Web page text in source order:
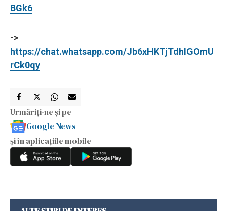
BGk6
->
https://chat.whatsapp.com/Jb6xHKTjTdhIGOmU
rCk0qy
Urmăriți-ne și pe
Google News
și în aplicațiile mobile